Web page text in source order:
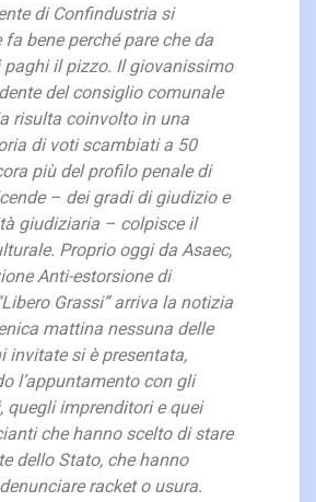
di Confindustria si
bene perché pare che da
paghi il pizzo. Il giovanissimo
del consiglio comunale
risulta coinvolto in una
di voti scambiati a 50
più del profilo penale di
– dei gradi di giudizio e
giudiziaria – colpisce il
Proprio oggi da Asaec,
Anti-estorsione di
Grassi” arriva la notizia
mattina nessuna delle
invitate si è presentata,
l’appuntamento con gli
quegli imprenditori e quei
che hanno scelto di stare
dello Stato, che hanno
racket o usura.